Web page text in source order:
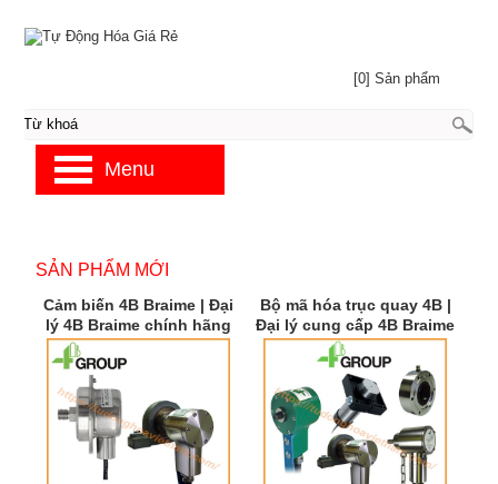
SẢN PHẨM MỚI
Cảm biến 4B Braime | Đại
lý 4B Braime chính hãng
Bộ mã hóa trục quay 4B |
Đại lý cung cấp 4B Braime
| 4B Braime Việt Nam
[0] Sản phẩm
Menu